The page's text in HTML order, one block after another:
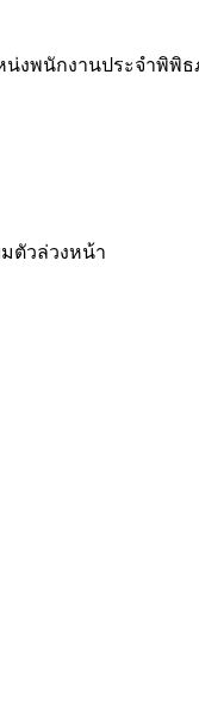
น่งพนักงานประจำพิพิ
ตัวล่วงหน้า